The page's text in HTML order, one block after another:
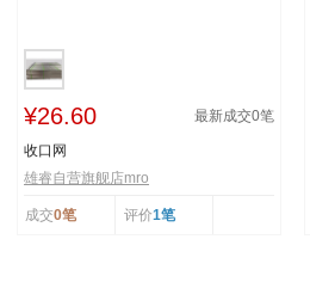
¥26.60 最新成交0笔
收口网
雄睿自营旗舰店mro
成交0笔 评价1笔